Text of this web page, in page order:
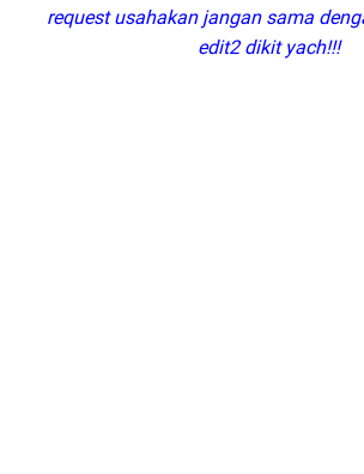
request usahakan jangan sama
edit2 dikit yach!!!